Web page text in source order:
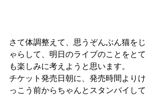
さて体調整えて、思うぞんぶん猫をじ
ゃらして、明日のライブのことをとて
も楽しみに考えようと思います。
チケット発売日朝に、発売時間よりけ
っこう前からちゃんとスタンバイして